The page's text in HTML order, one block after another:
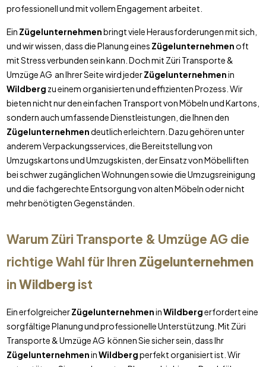
professionell und mit vollem Engagement arbeitet.
Ein Zügelunternehmenbringt viele Herausforderungen mit sich,
und wir wissen, dass die Planung eines Zügelunternehmenoft
mit Stress verbunden sein kann. Doch mit Züri Transporte &
Umzüge AG an Ihrer Seite wird jederZügelunternehmenin
Wildberg zu einem organisierten und effizienten Prozess. Wir
bieten nicht nur den einfachen Transport von Möbeln und Kartons,
sondern auch umfassende Dienstleistungen, die Ihnen den
Zügelunternehmendeutlich erleichtern. Dazu gehören unter
anderem Verpackungsservices, die Bereitstellung von
Umzugskartons und Umzugskisten, der Einsatz von Möbelliften
bei schwer zugänglichen Wohnungen sowie die Umzugsreinigung
und die fachgerechte Entsorgung von alten Möbeln oder nicht
mehr benötigten Gegenständen.
Warum Züri Transporte & Umzüge AG die
richtige Wahl für Ihren Zügelunternehmen
inWildberg ist
Ein erfolgreicherZügelunternehmeninWildbergerfordert eine
sorgfältige Planung und professionelle Unterstützung. Mit Züri
Transporte & Umzüge AG können Sie sicher sein, dass Ihr
ZügelunternehmeninWildbergperfekt organisiert ist. Wir